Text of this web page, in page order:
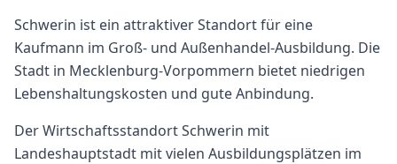
Schwerin ist ein attraktiver Standort für eine
Kaufmann im Groß- und Außenhandel-Ausbildung. Die
Stadt in Mecklenburg-Vorpommern bietet niedrigen
Lebenshaltungskosten und gute Anbindung.
Der Wirtschaftsstandort Schwerin mit
Landeshauptstadt mit vielen Ausbildungsplätzen im